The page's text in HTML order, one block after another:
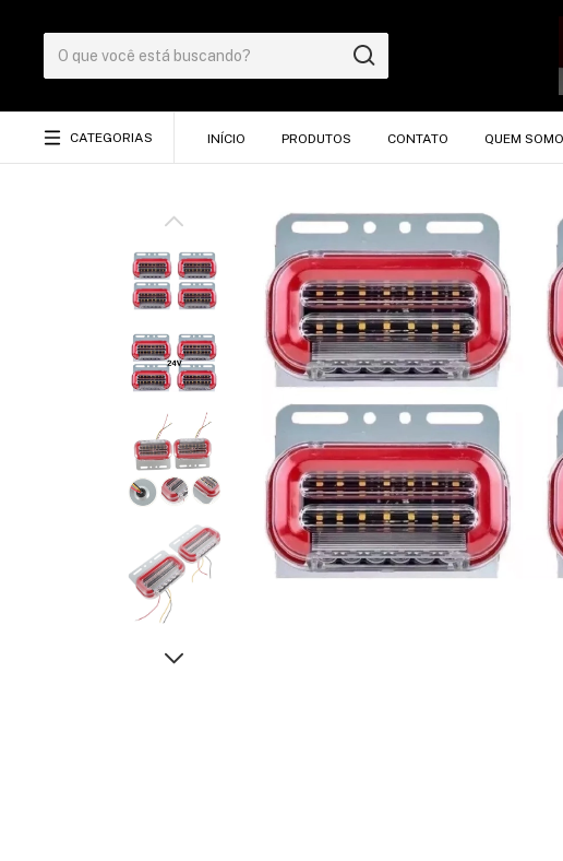
CATEGORIAS INÍCIO PRODUTOS CONTATO QUEM